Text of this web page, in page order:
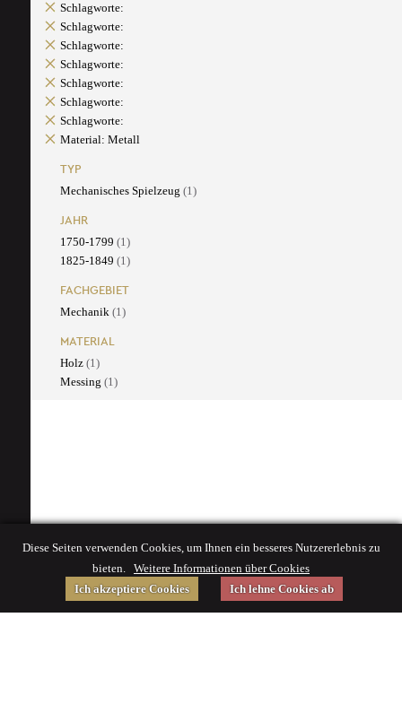
Schlagworte:
Schlagworte:
Schlagworte:
Schlagworte:
Schlagworte:
Schlagworte:
Schlagworte:
Material: Metall
TYP
Mechanisches Spielzeug (1)
JAHR
1750-1799 (1)
1825-1849 (1)
FACHGEBIET
Mechanik (1)
MATERIAL
Holz (1)
Messing (1)
Diese Seiten verwenden Cookies, um Ihnen ein besseres Nutzererlebnis zu
bieten. Weitere Informationen über Cookies
Ich akzeptiere Cookies
Ich lehne Cookies ab